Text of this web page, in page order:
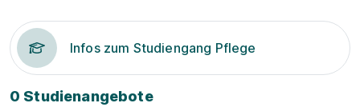
Infos zum Studiengang Pflege
0 Studienangebote